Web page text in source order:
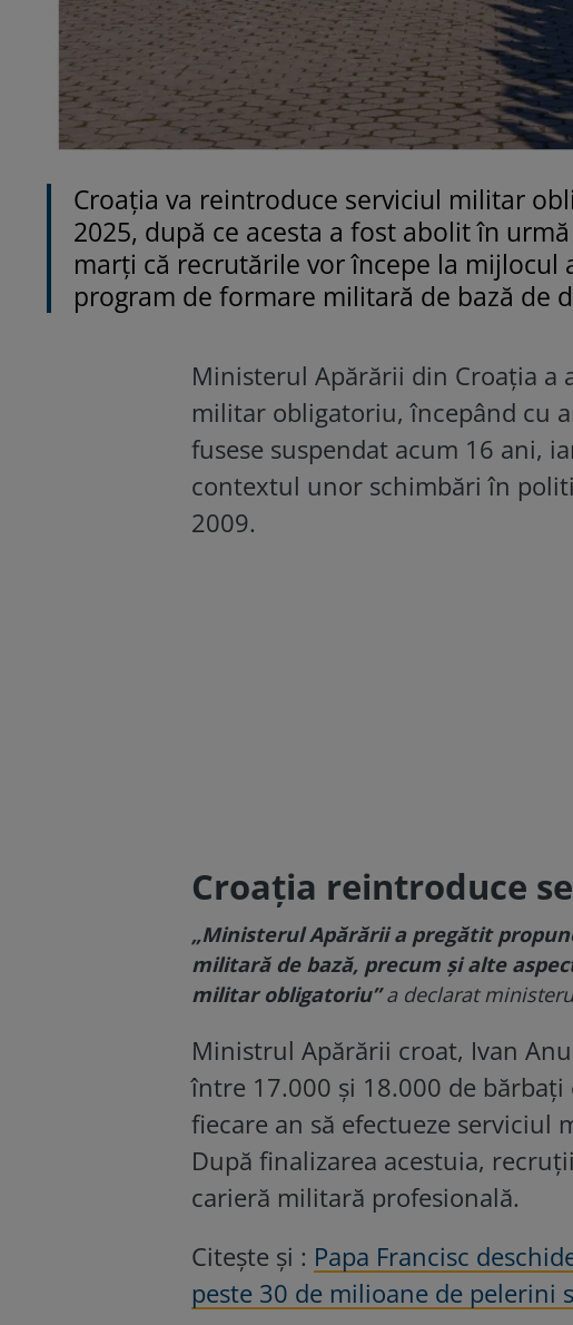
Croația va reintroduce serviciul militar
2025, după ce acesta a fost abolit în
marți că recrutările vor începe la
program de formare militară de bază de
Ministerul Apărării din Croația
militar obligatoriu, începând cu
fusese suspendat acum 16 ani,
contextul unor schimbări în
2009.
Croația reintroduce
„Ministerul Apărării a pregătit
militară de bază, precum și alte
militar obligatoriu”a declarat
Ministrul Apărării croat, Ivan
între 17.000 și 18.000 de
fiecare an să efectueze serviciul
După finalizarea acestuia,
carieră militară profesională.
Citește și : Papa Francisc
peste 30 de milioane de pelerini